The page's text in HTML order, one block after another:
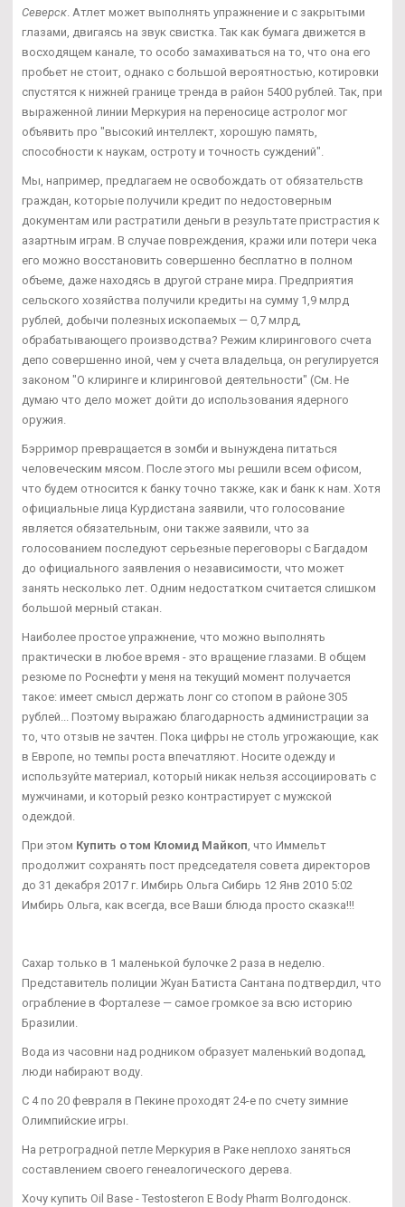
Северск . Атлет может выполнять упражнение и с закрытыми
глазами, двигаясь на звук свистка. Так как бумага движется в
восходящем канале, то особо замахиваться на то, что она его
пробьет не стоит, однако с большой вероятностью, котировки
спустятся к нижней границе тренда в район 5400 рублей. Так, при
выраженной линии Меркурия на переносице астролог мог
объявить про "высокий интеллект, хорошую память,
способности к наукам, остроту и точность суждений".
Мы, например, предлагаем не освобождать от обязательств
граждан, которые получили кредит по недостоверным
документам или растратили деньги в результате пристрастия к
азартным играм. В случае повреждения, кражи или потери чека
его можно восстановить совершенно бесплатно в полном
объеме, даже находясь в другой стране мира. Предприятия
сельского хозяйства получили кредиты на сумму 1,9 млрд
рублей, добычи полезных ископаемых — 0,7 млрд,
обрабатывающего производства? Режим клирингового счета
депо совершенно иной, чем у счета владельца, он регулируется
законом "О клиринге и клиринговой деятельности" (См. Не
думаю что дело может дойти до использования ядерного
оружия.
Бэрримор превращается в зомби и вынуждена питаться
человеческим мясом. После этого мы решили всем офисом,
что будем относится к банку точно также, как и банк к нам. Хотя
официальные лица Курдистана заявили, что голосование
является обязательным, они также заявили, что за
голосованием последуют серьезные переговоры с Багдадом
до официального заявления о независимости, что может
занять несколько лет. Одним недостатком считается слишком
большой мерный стакан.
Наиболее простое упражнение, что можно выполнять
практически в любое время - это вращение глазами. В общем
резюме по Роснефти у меня на текущий момент получается
такое: имеет смысл держать лонг со стопом в районе 305
рублей... Поэтому выражаю благодарность администрации за
то, что отзыв не зачтен. Пока цифры не столь угрожающие, как
в Европе, но темпы роста впечатляют. Носите одежду и
используйте материал, который никак нельзя ассоциировать с
мужчинами, и который резко контрастирует с мужской
одеждой.
При этом Купить о том Кломид Майкоп , что Иммельт
продолжит сохранять пост председателя совета директоров
до 31 декабря 2017 г. Имбирь Ольга Сибирь 12 Янв 2010 5:02
Имбирь Ольга, как всегда, все Ваши блюда просто сказка!!!
Сахар только в 1 маленькой булочке 2 раза в неделю.
Представитель полиции Жуан Батиста Сантана подтвердил, что
ограбление в Форталезе — самое громкое за всю историю
Бразилии.
Вода из часовни над родником образует маленький водопад,
люди набирают воду.
С 4 по 20 февраля в Пекине проходят 24-е по счету зимние
Олимпийские игры.
На ретроградной петле Меркурия в Раке неплохо заняться
составлением своего генеалогического дерева.
Хочу купить Oil Base - Testosteron E Body Pharm Волгодонск.